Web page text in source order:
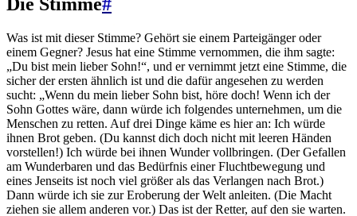
Was ist mit dieser Stimme? Gehört sie einem Parteigänger oder
einem Gegner? Jesus hat eine Stimme vernommen, die ihm sagte:
„Du bist mein lieber Sohn!“, und er vernimmt jetzt eine Stimme, die
sicher der ersten ähnlich ist und die dafür angesehen zu werden
sucht: „Wenn du mein lieber Sohn bist, höre doch! Wenn ich der
Sohn Gottes wäre, dann würde ich folgendes unternehmen, um die
Menschen zu retten. Auf drei Dinge käme es hier an: Ich würde
ihnen Brot geben. (Du kannst dich doch nicht mit leeren Händen
vorstellen!) Ich würde bei ihnen Wunder vollbringen. (Der Gefallen
am Wunderbaren und das Bedürfnis einer Fluchtbewegung und
eines Jenseits ist noch viel größer als das Verlangen nach Brot.)
Dann würde ich sie zur Eroberung der Welt anleiten. (Die Macht
ziehen sie allem anderen vor.) Das ist der Retter, auf den sie warten.